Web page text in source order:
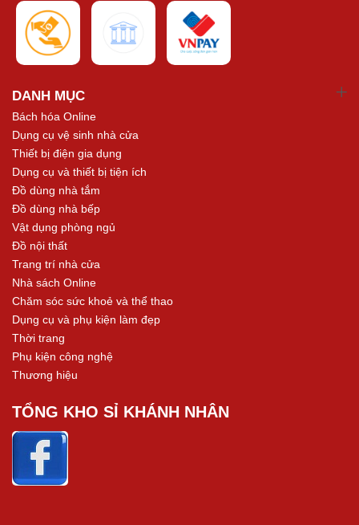
DANH MỤC
Bách hóa Online
Dụng cụ vệ sinh nhà cửa
Thiết bị điện gia dụng
Dụng cụ và thiết bị tiện ích
Đồ dùng nhà tắm
Đồ dùng nhà bếp
Vật dụng phòng ngủ
Đồ nội thất
Trang trí nhà cửa
Nhà sách Online
Chăm sóc sức khoẻ và thể thao
Dụng cụ và phụ kiện làm đẹp
Thời trang
Phụ kiện công nghệ
Thương hiệu
TỔNG KHO SỈ KHÁNH NHÂN